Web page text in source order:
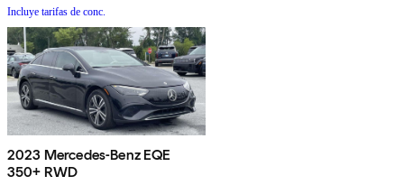
Incluye tarifas de conc.
2023 Mercedes-Benz EQE
350+ RWD